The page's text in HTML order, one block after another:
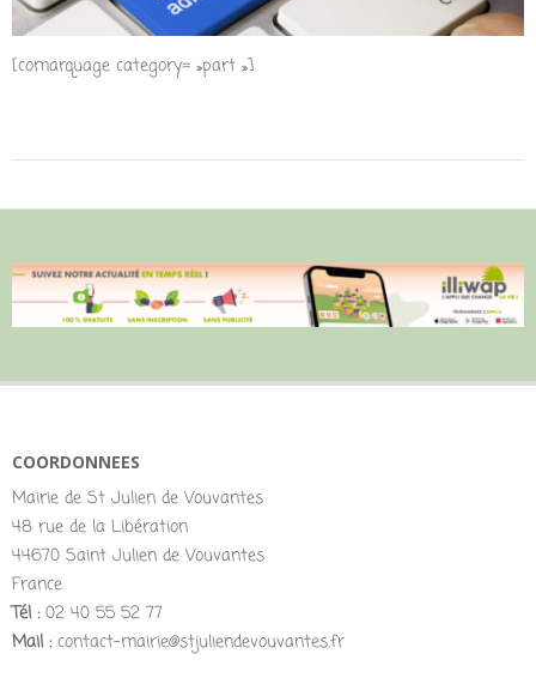
[comarquage category= »part »]
COORDONNEES
Mairie de St Julien de Vouvantes
48 rue de la Libération
44670 Saint Julien de Vouvantes
France
Tél :02 40 55 52 77
Mail :contact-mairie@stjuliendevouvantes.fr